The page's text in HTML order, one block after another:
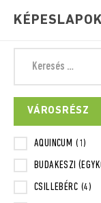
KÉPESLAPOK
VÁROSRÉSZ
AQUINCUM (1)
BUDAKESZI
CSILLEBÉRC (4)